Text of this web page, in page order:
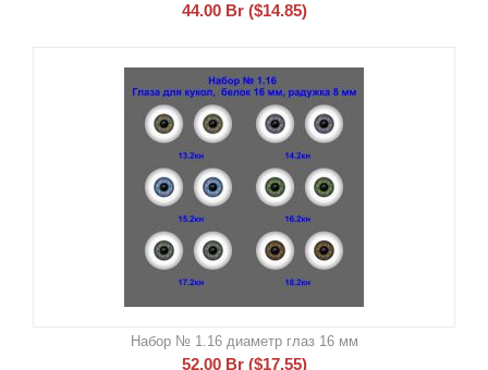
44.00 Br ($14.85)
Набор № 1.16 диаметр глаз 16 мм
52.00 Br ($17.55)